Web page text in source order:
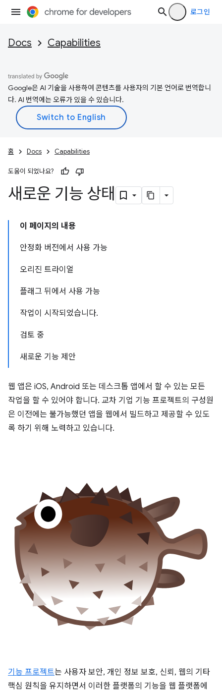
로그인
Docs Capabilities
Google은 AI 기술을 사용하여 콘텐츠를 사용자의 기본 언어로 번역합니
다. AI 번역에는 오류가 있을 수 있습니다.
홈 Docs Capabilities
도움이 되었나요?
새로운 기능 상태
이 페이지의 내용
안정화 버전에서 사용 가능
오리진 트라이얼
플래그 뒤에서 사용 가능
작업이 시작되었습니다.
검토 중
새로운 기능 제안
웹 앱은 iOS, Android 또는 데스크톱 앱에서 할 수 있는 모든
작업을 할 수 있어야 합니다. 교차 기업 기능 프로젝트의 구성원
은 이전에는 불가능했던 앱을 웹에서 빌드하고 제공할 수 있도
록 하기 위해 노력하고 있습니다.
기능 프로젝트는 사용자 보안, 개인 정보 보호, 신뢰, 웹의 기타
핵심 원칙을 유지하면서 이러한 플랫폼의 기능을 웹 플랫폼에